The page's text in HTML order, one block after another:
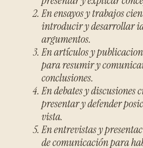
En ensayos y trabajos
introducir y desarrollar
argumentos.
En artículos y
para resumir y
conclusiones.
En debates y discusiones
presentar y defender
vista.
En entrevistas y
de comunicación para